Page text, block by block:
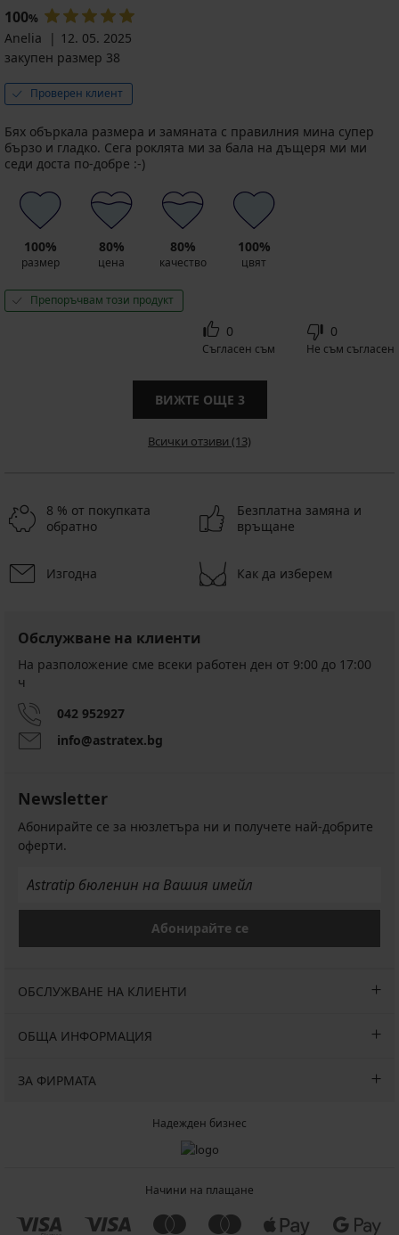
100%
Anelia
12. 05. 2025
закупен размер 38
Проверен клиент
Бях объркала размера и замяната с правилния мина супер
бързо и гладко. Сега роклята ми за бала на дъщеря ми ми
седи доста по-добре :-)
100%
размер
80%
цена
80%
качество
100%
цвят
Препоръчвам този продукт
0
Съгласен съм
0
Не съм съгласен
ВИЖТЕ ОЩЕ 3
Всички отзиви (13)
8 % от покупката
обратно
Безплатна замяна и
връщане
Изгодна Как да изберем
Обслужване на клиенти
На разположение сме всеки работен ден от 9:00 до 17:00
ч
042 952927
info@astratex.bg
Newsletter
Абонирайте се за нюзлетъра ни и получете най-добрите
оферти.
Абонирайте се
ОБСЛУЖВАНЕ НА КЛИЕНТИ
ОБЩА ИНФОРМАЦИЯ
ЗА ФИРМАТА
Надежден бизнес
Начини на плащане